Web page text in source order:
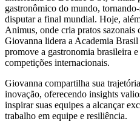
gastronômico do mundo,
disputar a final mundial. Hoje,
Animus, onde cria pratos sazonais
Giovanna lidera a Academia
promove a gastronomia brasileira
competições internacionais.
Giovanna compartilha sua
inovação, oferecendo insights
inspirar suas equipes a alcançar
trabalho em equipe e resiliência.